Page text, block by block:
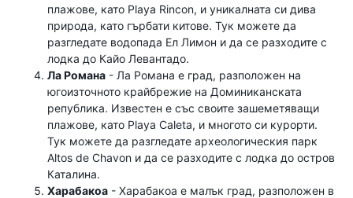
плажове, като Playa Rincon, и уникалната си дива
природа, като гърбати китове. Тук можете да
разгледате водопада Ел Лимон и да се разходите с
лодка до Кайо Левантадо.
Ла Романа - Ла Романа е град, разположен на
югоизточното крайбрежие на Доминиканската
република. Известен е със своите зашеметяващи
плажове, като Playa Caleta, и многото си курорти.
Тук можете да разгледате археологическия парк
Altos de Chavon и да се разходите с лодка до остров
Каталина.
Харабакоа - Харабакоа е малък град, разположен в